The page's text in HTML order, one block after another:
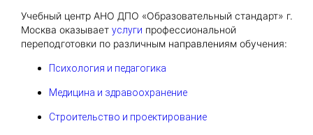
Учебный центр АНО ДПО «Образовательный стандарт» г.
Москва оказывает услуги профессиональной
переподготовки по различным направлениям обучения:
Психология и педагогика
Медицина и здравоохранение
Строительство и проектирование